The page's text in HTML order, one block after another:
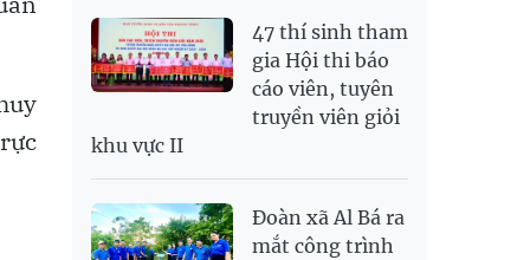
47 thí sinh tham
gia Hội thi báo
cáo viên, tuyên
truyền viên giỏi
khu vực II
Đoàn xã Al Bá ra
mắt công trình